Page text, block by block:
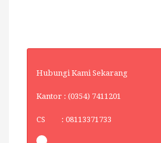
Hubungi Kami Sekarang
Kantor : (0354) 7411201
CS : 08113371733